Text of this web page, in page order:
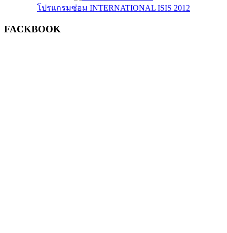
โปรแกรมซ่อม INTERNATIONAL ISIS 2012
FACKBOOK